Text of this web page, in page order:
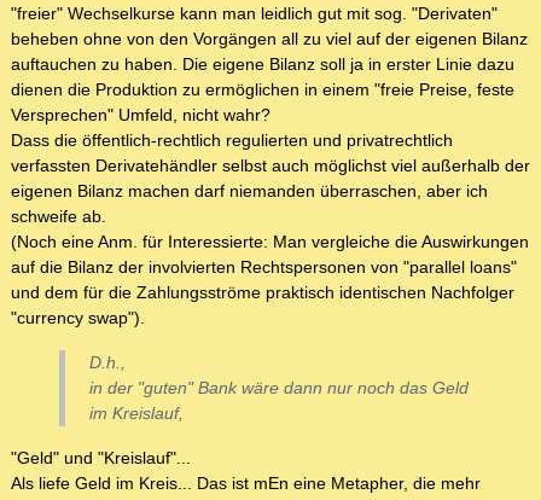
"freier" Wechselkurse kann man leidlich gut mit sog. "Derivaten"
beheben ohne von den Vorgängen all zu viel auf der eigenen Bilanz
auftauchen zu haben. Die eigene Bilanz soll ja in erster Linie dazu
dienen die Produktion zu ermöglichen in einem "freie Preise, feste
Versprechen" Umfeld, nicht wahr?
Dass die öffentlich-rechtlich regulierten und privatrechtlich
verfassten Derivatehändler selbst auch möglichst viel außerhalb der
eigenen Bilanz machen darf niemanden überraschen, aber ich
schweife ab.
(Noch eine Anm. für Interessierte: Man vergleiche die Auswirkungen
auf die Bilanz der involvierten Rechtspersonen von "parallel loans"
und dem für die Zahlungsströme praktisch identischen Nachfolger
"currency swap").
D.h.,
in der "guten" Bank wäre dann nur noch das Geld
im Kreislauf,
"Geld" und "Kreislauf"...
Als liefe Geld im Kreis... Das ist mEn eine Metapher, die mehr